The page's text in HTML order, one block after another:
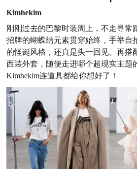
Kimhekim
刚刚过去的巴黎时装周上，不走寻常
招牌的蝴蝶结元素贯穿始终，手举自
的怪诞风格，还真是头一回见。再搭
西装外套，随便走进哪个超现实主题
Kimhekim连道具都给你想好了！